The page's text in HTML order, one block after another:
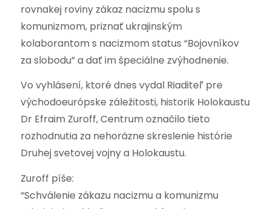
rovnakej roviny zákaz nacizmu spolu s
komunizmom, priznať ukrajinským
kolaborantom s nacizmom status “Bojovníkov
za slobodu” a dať im špeciálne zvýhodnenie.
Vo vyhlásení, ktoré dnes vydal Riaditeľ pre
východoeurópske záležitosti, historik Holokaustu
Dr Efraim Zuroff, Centrum označilo tieto
rozhodnutia za nehorázne skreslenie histórie
Druhej svetovej vojny a Holokaustu.
Zuroff píše:
“Schválenie zákazu nacizmu a komunizmu